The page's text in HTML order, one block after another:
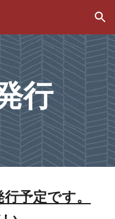
Skip to navigation
行
予定です。